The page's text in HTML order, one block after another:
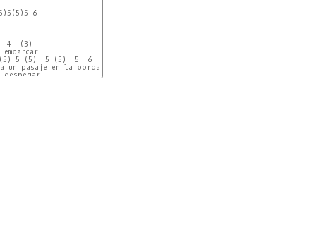
6
4  (3)
5 (5)  5 (5)  5  6
un pasaje en la borda